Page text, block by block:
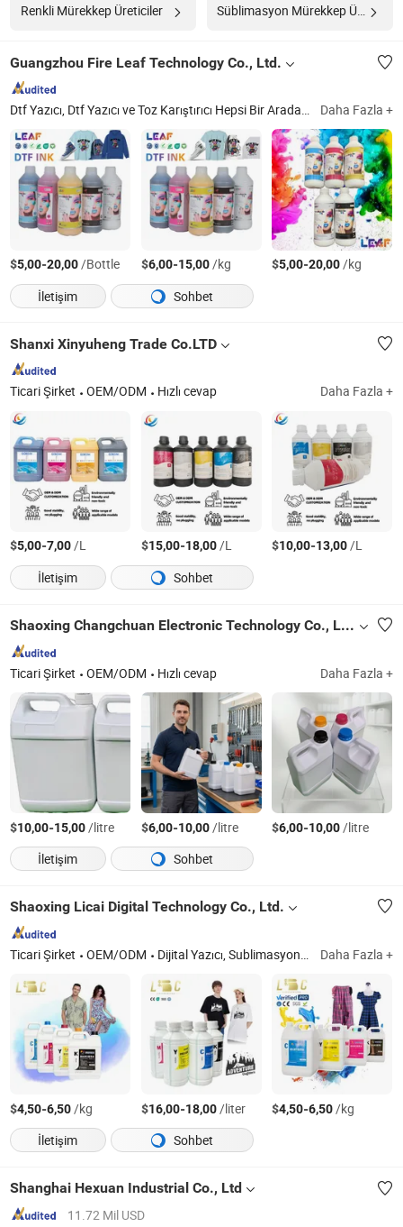
Renkli Mürekkep Üreticiler Süblimasyon Mürekkep Üreticiler
Guangzhou Fire Leaf Technology Co., Ltd.
Dtf Yazıcı, Dtf Yazıcı ve Toz Karıştırıcı Hepsi Bir Arada, Dtf Mürekkep, Dtf Film, Dtf Tozu, Pigment Mürekkep, Pet Film, Dijital Baskı Makinesi, Tekstil Yazıcı, Tişört Baskı Makinesi Daha Fazla +
$5,00-20,00/Bottle $6,00-15,00/kg $5,00-20,00/kg
İletişim
Sohbet
Shanxi Xinyuheng Trade Co.LTD
Ticari Şirket OEM/ODM Hızlı cevap Daha Fazla +
$5,00-7,00/L $15,00-18,00/L $10,00-13,00/L
İletişim
Sohbet
Shaoxing Changchuan Electronic Technology Co., Ltd.
Ticari Şirket OEM/ODM Hızlı cevap Daha Fazla +
$10,00-15,00/litre $6,00-10,00/litre $6,00-10,00/litre
İletişim
Sohbet
Shaoxing Licai Digital Technology Co., Ltd.
Ticari Şirket OEM/ODM Dijital Yazıcı, Sublimasyon Yazıcı, DTF Yazıcı, UV Yazıcı, DTF Mürekkep, UV Mürekkep, DTF Film, Sublimasyon Mürekkep, Sublimasyon Kağıdı, DTG Yazıcı Daha Fazla +
$4,50-6,50/kg $16,00-18,00/liter $4,50-6,50/kg
İletişim
Sohbet
Shanghai Hexuan Industrial Co., Ltd
11.72 Mil USD